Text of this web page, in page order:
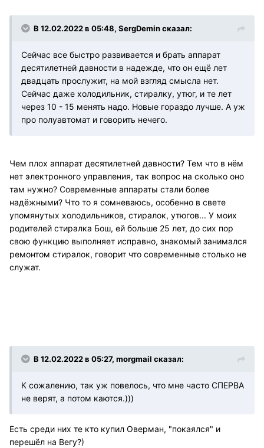
В 12.02.2022 в 05:48, SergDemin сказал:
Сейчас все быстро развивается и брать аппарат
десятилетней давности в надежде, что он ещё лет
двадцать прослужит, на мой взгляд смысла нет.
Сейчас даже холодильник, стиралку, утюг, и те лет
через 10 - 15 менять надо. Новые гораздо лучше. А уж
про полуавтомат и говорить нечего.
Чем плох аппарат десятилетней давности? Тем что в нём
нет электронного управления, так вопрос на сколько оно
там нужно? Современные аппараты стали более
надёжными? Что то я сомневаюсь, особенно в свете
упомянутых холодильников, стиралок, утюгов... У моих
родителей стиралка Бош, ей больше 25 лет, до сих пор
свою функцию выполняет исправно, знакомый занимался
ремонтом стиралок, говорит что современные столько не
служат.
В 12.02.2022 в 05:27, morgmail сказал:
К сожалению, так уж повелось, что мне часто СПЕРВА
не верят, а потом каются.)))
Есть среди них те кто купил Оверман, "покаялся" и
перешёл на Вегу?)